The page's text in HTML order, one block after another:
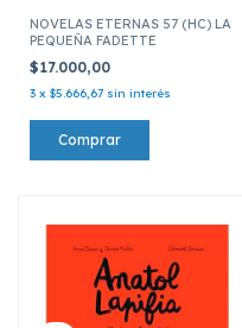
NOVELAS ETERNAS 57 (HC) LA
PEQUEÑA FADETTE
$17.000,00
3 x $5.666,67 sin interés